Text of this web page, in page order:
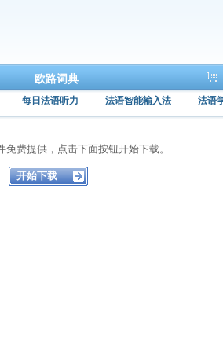
欧路词典
每日法语听力 法语智能输入法 法语
免费提供，点击下面按钮开始下载。